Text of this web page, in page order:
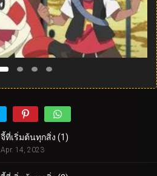
จี้ที่เริ่มต้นทุกสิ่ง (1)
Apr. 14, 2023